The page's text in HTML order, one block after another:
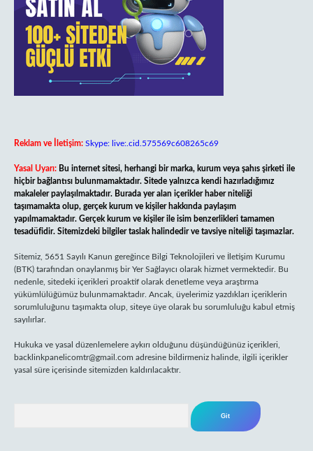
Reklam ve İletişim: Skype: live:.cid.575569c608265c69
Yasal Uyarı: Bu internet sitesi, herhangi bir marka, kurum veya şahıs şirketi ile
hiçbir bağlantısı bulunmamaktadır. Sitede yalnızca kendi hazırladığımız
makaleler paylaşılmaktadır. Burada yer alan içerikler haber niteliği
taşımamakta olup, gerçek kurum ve kişiler hakkında paylaşım
yapılmamaktadır. Gerçek kurum ve kişiler ile isim benzerlikleri tamamen
tesadüfidir. Sitemizdeki bilgiler taslak halindedir ve tavsiye niteliği taşımazlar.
Sitemiz, 5651 Sayılı Kanun gereğince Bilgi Teknolojileri ve İletişim Kurumu
(BTK) tarafından onaylanmış bir Yer Sağlayıcı olarak hizmet vermektedir. Bu
nedenle, sitedeki içerikleri proaktif olarak denetleme veya araştırma
yükümlülüğümüz bulunmamaktadır. Ancak, üyelerimiz yazdıkları içeriklerin
sorumluluğunu taşımakta olup, siteye üye olarak bu sorumluluğu kabul etmiş
sayılırlar.
Hukuka ve yasal düzenlemelere aykırı olduğunu düşündüğünüz içerikleri,
backlinkpanelicomtr@gmail.com adresine bildirmeniz halinde, ilgili içerikler
yasal süre içerisinde sitemizden kaldırılacaktır.